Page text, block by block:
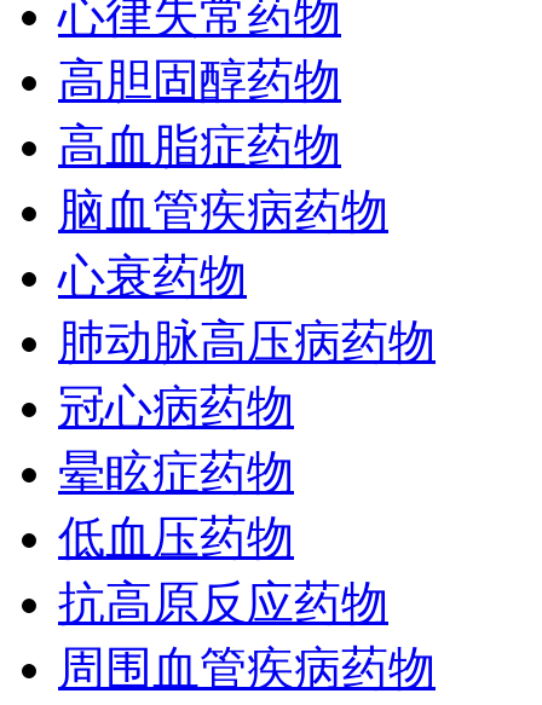
心律失常药物
高胆固醇药物
高血脂症药物
脑血管疾病药物
心衰药物
肺动脉高压病药物
冠心病药物
晕眩症药物
低血压药物
抗高原反应药物
周围血管疾病药物